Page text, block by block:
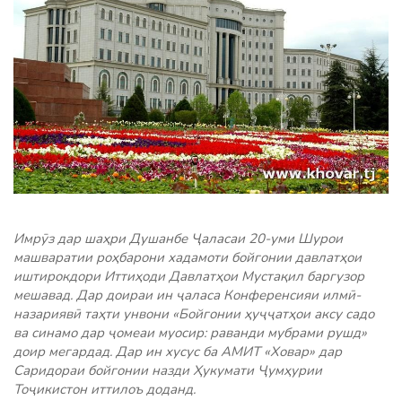
Имрӯз дар шаҳри Душанбе Ҷаласаи 20-уми Шурои
машваратии роҳбарони хадамоти бойгонии давлатҳои
иштирокдори Иттиҳоди Давлатҳои Мустақил баргузор
мешавад. Дар доираи ин ҷаласа Конференсияи илмӣ-
назариявӣ таҳти унвони «Бойгонии ҳуҷҷатҳои аксу садо
ва синамо дар ҷомеаи муосир: раванди мубрами рушд»
доир мегардад. Дар ин хусус ба АМИТ «Ховар» дар
Саридораи бойгонии назди Ҳукумати Ҷумҳурии
Тоҷикистон иттилоъ доданд.